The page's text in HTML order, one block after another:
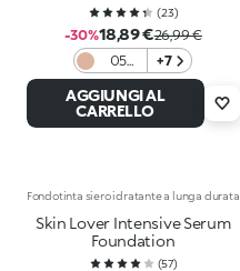
(23)
-30%18,89 €26,99 €
05
Pecan
Veil
+7
AGGIUNGI AL
CARRELLO
Fondotinta siero idratante a lunga durata
Skin Lover Intensive Serum
Foundation
(57)